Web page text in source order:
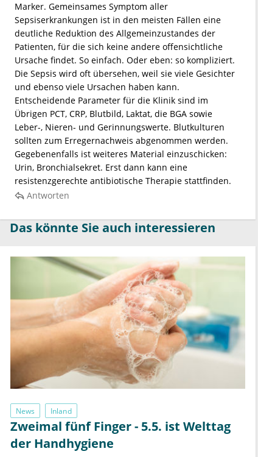
Marker. Gemeinsames Symptom aller
Sepsiserkrankungen ist in den meisten Fällen eine
deutliche Reduktion des Allgemeinzustandes der
Patienten, für die sich keine andere offensichtliche
Ursache findet. So einfach. Oder eben: so kompliziert.
Die Sepsis wird oft übersehen, weil sie viele Gesichter
und ebenso viele Ursachen haben kann.
Entscheidende Parameter für die Klinik sind im
Übrigen PCT, CRP, Blutbild, Laktat, die BGA sowie
Leber-, Nieren- und Gerinnungswerte. Blutkulturen
sollten zum Erregernachweis abgenommen werden.
Gegebenenfalls ist weiteres Material einzuschicken:
Urin, Bronchialsekret. Erst dann kann eine
resistenzgerechte antibiotische Therapie stattfinden.
Antworten
Das könnte Sie auch interessieren
News Inland
Zweimal fünf Finger - 5.5. ist Welttag
der Handhygiene